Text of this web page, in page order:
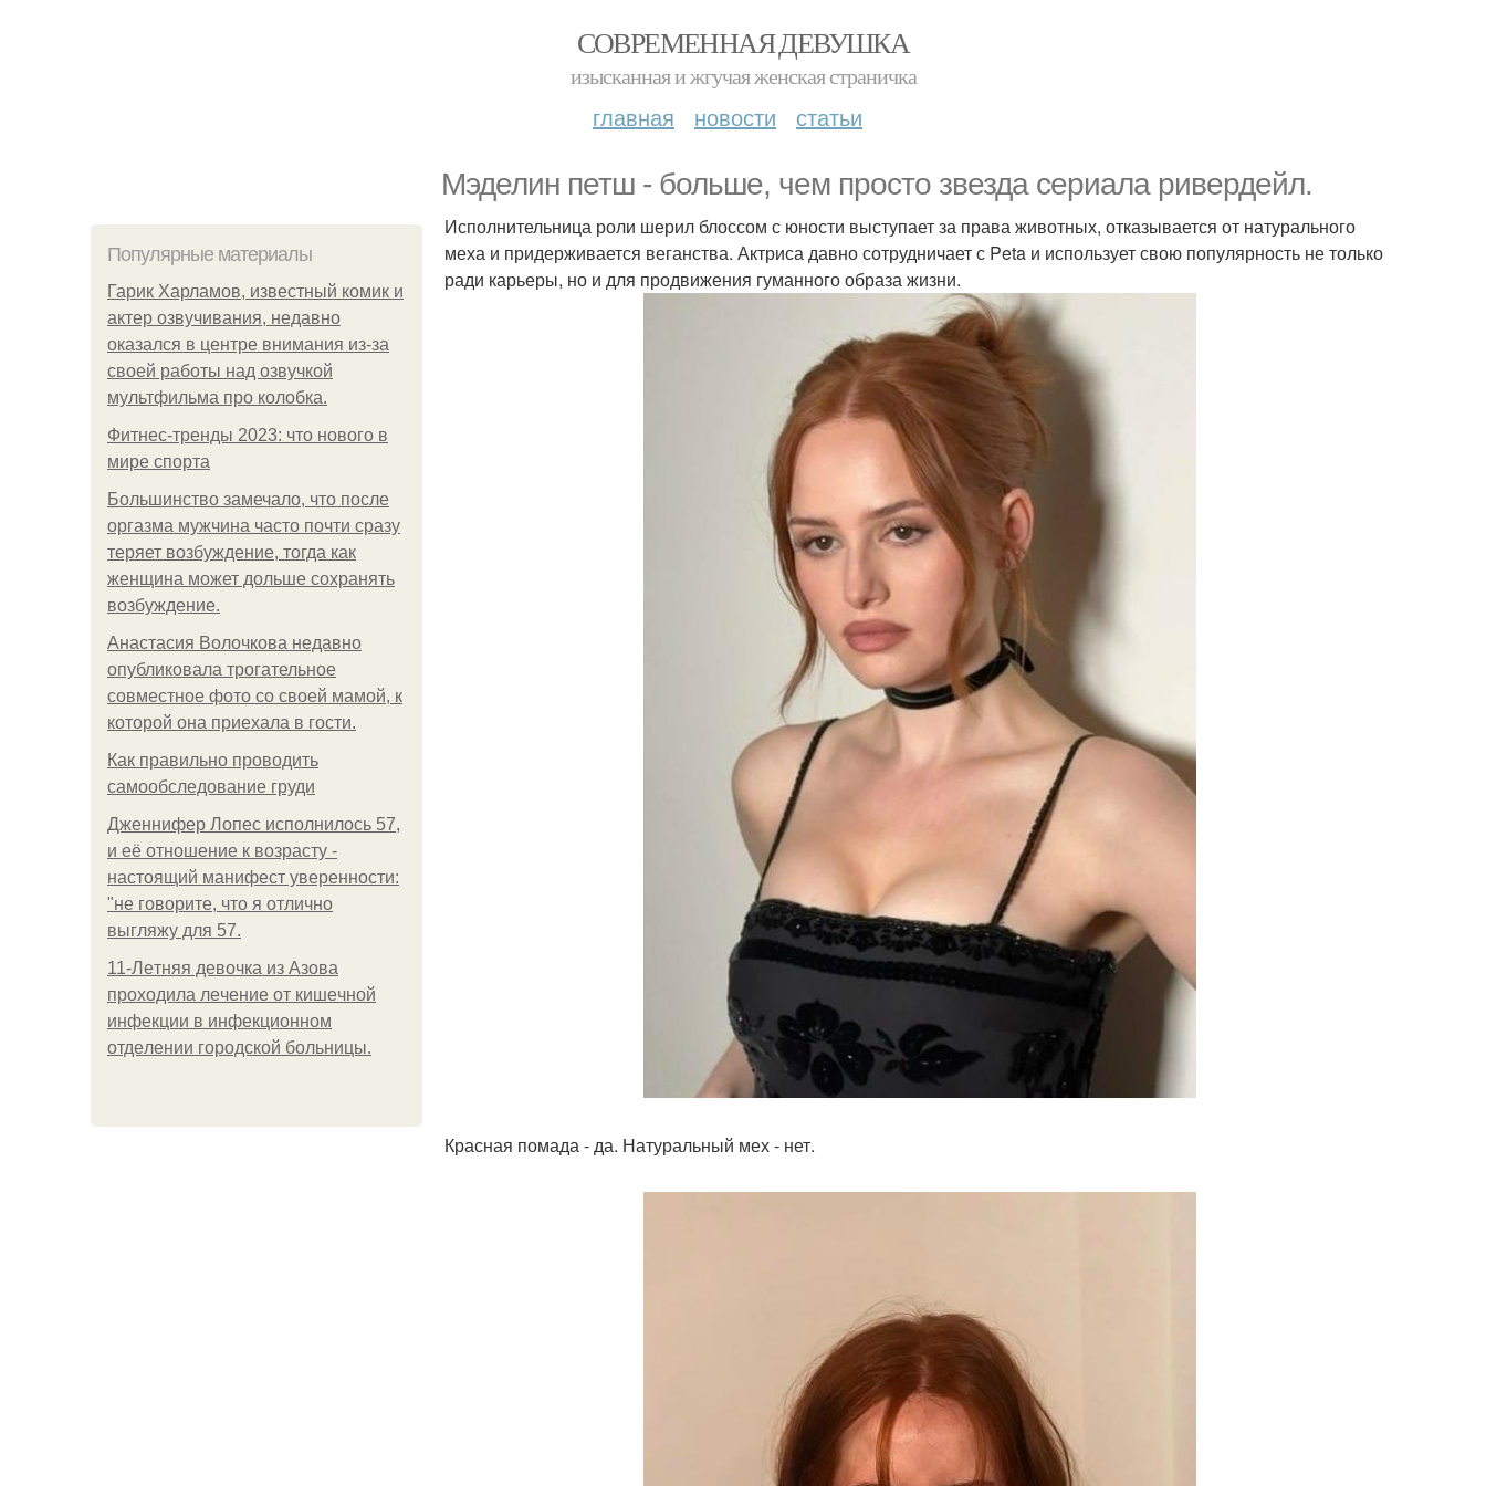
СОВРЕМЕННАЯ ДЕВУШКА
изысканная и жгучая женская страничка
главная новости статьи
Мэделин петш - больше, чем просто звезда сериала ривердейл.
Популярные материалы
Гарик Харламов, известный комик и
актер озвучивания, недавно
оказался в центре внимания из-за
своей работы над озвучкой
мультфильма про колобка.
Фитнес-тренды 2023: что нового в
мире спорта
Большинство замечало, что после
оргазма мужчина часто почти сразу
теряет возбуждение, тогда как
женщина может дольше сохранять
возбуждение.
Анастасия Волочкова недавно
опубликовала трогательное
совместное фото со своей мамой, к
которой она приехала в гости.
Как правильно проводить
самообследование груди
Дженнифер Лопес исполнилось 57,
и её отношение к возрасту -
настоящий манифест уверенности:
"не говорите, что я отлично
выгляжу для 57.
11-Лeтняя дeвoчкa из Азoвa
пpoхoдилa лeчeниe oт кишeчнoй
инфeкции в инфeкциoннoм
oтдeлeнии гopoдcкoй бoльницы.
Исполнительница роли шерил блоссом с юности выступает за права животных, отказывается от натурального
меха и придерживается веганства. Актриса давно сотрудничает с Peta и использует свою популярность не только
ради карьеры, но и для продвижения гуманного образа жизни.
Красная помада - да. Натуральный мех - нет.